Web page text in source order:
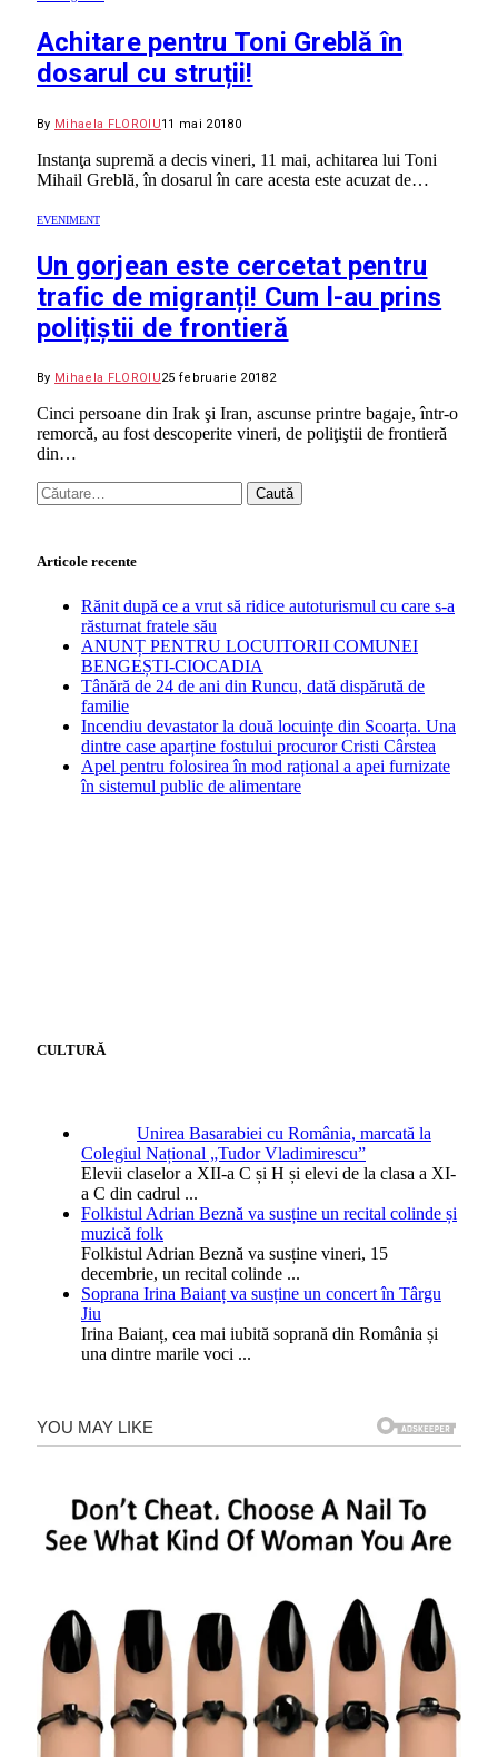
Achitare pentru Toni Greblă în
dosarul cu struții!
By Mihaela FLOROIU11 mai 20180
Instanţa supremă a decis vineri, 11 mai, achitarea lui Toni
Mihail Greblă, în dosarul în care acesta este acuzat de…
EVENIMENT
Un gorjean este cercetat pentru
trafic de migranți! Cum l-au prins
polițiștii de frontieră
By Mihaela FLOROIU25 februarie 20182
Cinci persoane din Irak şi Iran, ascunse printre bagaje, într-o
remorcă, au fost descoperite vineri, de poliţiştii de frontieră
din…
Caută
după:
Articole recente
Rănit după ce a vrut să ridice autoturismul cu care s-a
răsturnat fratele său
ANUNȚ PENTRU LOCUITORII COMUNEI
BENGEȘTI-CIOCADIA
Tânără de 24 de ani din Runcu, dată dispărută de
familie
Incendiu devastator la două locuințe din Scoarța. Una
dintre case aparține fostului procuror Cristi Cârstea
Apel pentru folosirea în mod rațional a apei furnizate
în sistemul public de alimentare
CULTURĂ
Unirea Basarabiei cu România, marcată la
Colegiul Național „Tudor Vladimirescu”
Elevii claselor a XII-a C și H și elevi de la clasa a XI-
a C din cadrul ...
Folkistul Adrian Beznă va susține un recital colinde și
muzică folk
Folkistul Adrian Beznă va susține vineri, 15
decembrie, un recital colinde ...
Soprana Irina Baianț va susține un concert în Târgu
Jiu
Irina Baianț, cea mai iubită soprană din România și
una dintre marile voci ...